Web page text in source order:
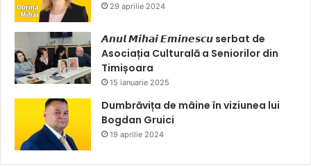
29 aprilie 2024
𝘼𝙣𝙪𝙡 𝙈𝙞𝙝𝙖𝙞 𝙀𝙢𝙞𝙣𝙚𝙨𝙘𝙪 serbat de
Asociația Culturală a Seniorilor din
Timișoara
15 ianuarie 2025
Dumbrăvița de mâine în viziunea lui
Bogdan Gruici
19 aprilie 2024